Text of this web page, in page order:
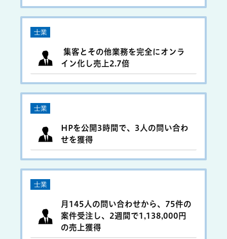
士業
集客とその他業務を完全にオンラ
イン化し売上2.7倍
士業
HPを公開3時間で、3人の問い合わ
せを獲得
士業
月145人の問い合わせから、75件の
案件受注し、2週間で1,138,000円
の売上獲得